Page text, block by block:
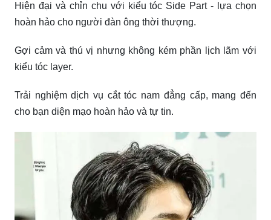
Hiện đại và chỉn chu với kiểu tóc Side Part - lựa chọn
hoàn hảo cho người đàn ông thời thượng.
Gợi cảm và thú vị nhưng không kém phần lịch lãm với
kiểu tóc layer.
Trải nghiệm dịch vụ cắt tóc nam đẳng cấp, mang đến
cho bạn diện mạo hoàn hảo và tự tin.